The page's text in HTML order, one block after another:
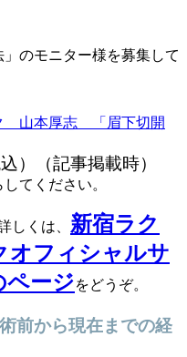
のモニター様を募集して
） （記事掲載時）
てください。
しくは、 新宿ラク
オフィシャルサ
ページをどうぞ。
前から現在までの経